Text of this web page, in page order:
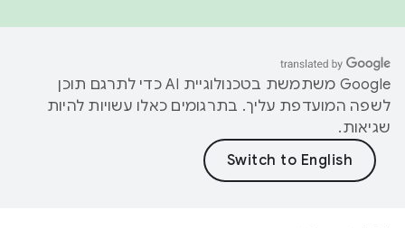
‫Google משתמשת בטכנולוגיית AI כדי לתרגם תוכן
לשפה המועדפת עליך. בתרגומים כאלו עשויות להיות
שגיאות.